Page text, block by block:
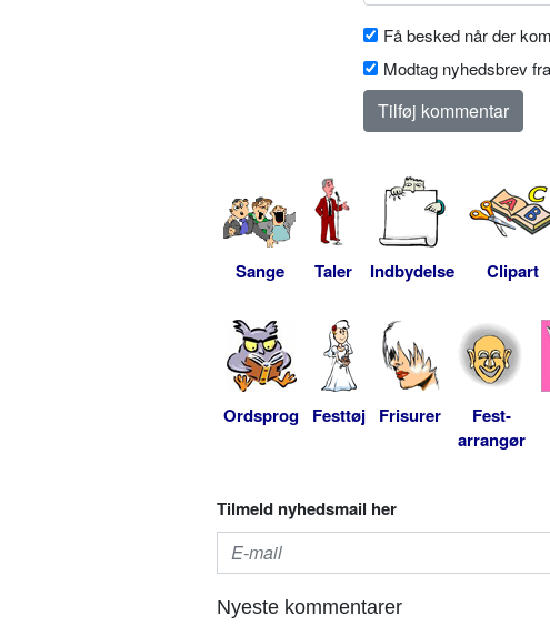
Få besked når der
Modtag nyhedsbrev
Sange Taler Indbydelse Clipart
Ordsprog Festtøj Frisurer
Fest-
arrangør
Tilmeld nyhedsmail her
Nyeste kommentarer